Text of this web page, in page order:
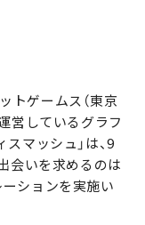
トゲームス（東京
営しているグラフ
マッシュ」は、9
会いを求めるのは
ションを実施い